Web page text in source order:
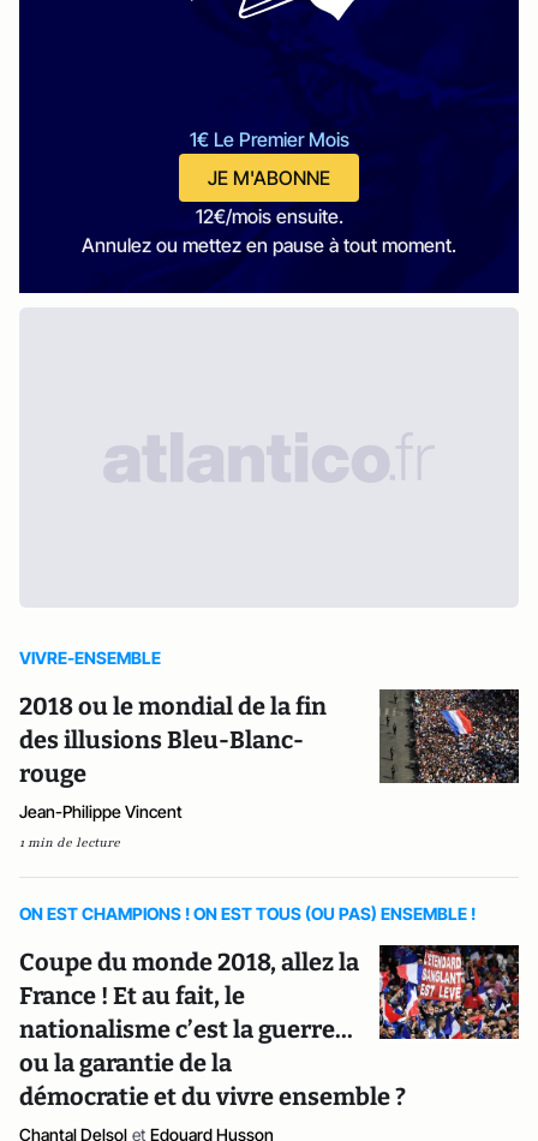
1€ Le Premier Mois
JE M'ABONNE
12€/mois ensuite.
Annulez ou mettez en pause à tout moment.
VIVRE-ENSEMBLE
2018 ou le mondial de la fin
des illusions Bleu-Blanc-
rouge
Jean-Philippe Vincent
1 min de lecture
ON EST CHAMPIONS ! ON EST TOUS (OU PAS) ENSEMBLE !
Coupe du monde 2018, allez la
France ! Et au fait, le
nationalisme c’est la guerre...
ou la garantie de la
démocratie et du vivre ensemble ?
Chantal Delsol et Edouard Husson